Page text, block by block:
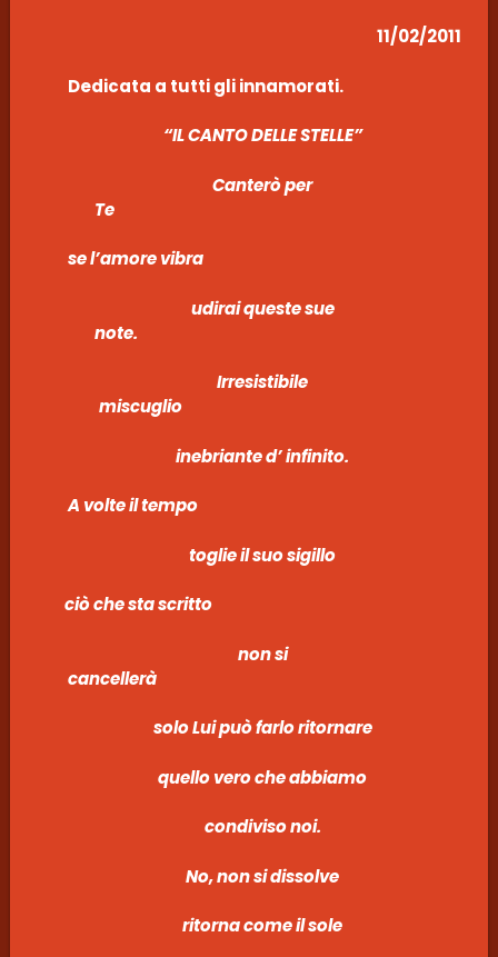
11/02/2011
Dedicata a tutti gli innamorati.
“IL CANTO DELLE STELLE”
Canterò per
Te
se
udirai queste sue
note.
Irresistibile
miscuglio
inebriante d’ infinito.
A volte il tempo
toglie il suo sigillo
ciò che
non si
cancellerà
solo Lui può farlo ritornare
quello vero che abbiamo
condiviso noi.
No, non si dissolve
ritorna come il sole